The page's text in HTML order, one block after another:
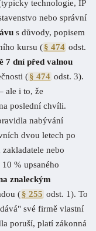
technologie, IP
nebo správní
s důvody, popisem
kursu (§ 474 odst.
7 dní před valnou
(§ 474 odst. 3).
ale i to, že
poslední chvíli.
nabývání
dvou letech po
nebo
% upsaného
znaleckým
(§ 255 odst. 1). To
své firmě vlastní
poruší, platí zákonná